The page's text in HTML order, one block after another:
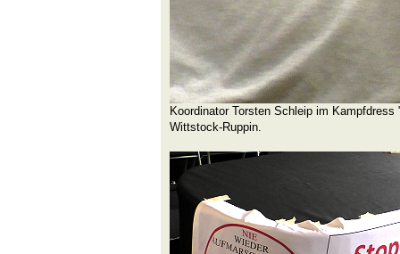
Koordinator Torsten Schleip im
Wittstock-Ruppin.